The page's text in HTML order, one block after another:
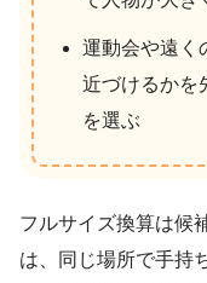
運動会や遠く
近づけるかを
を選ぶ
フルサイズ換算は候
は、同じ場所で手持